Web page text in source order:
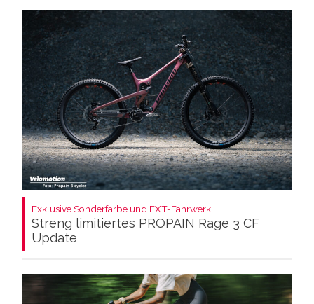
Exklusive Sonderfarbe und EXT-Fahrwerk:
Streng limitiertes PROPAIN Rage 3 CF
Update